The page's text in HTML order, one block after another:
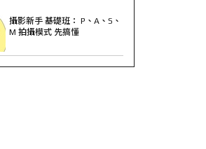
攝影新手 基礎班： P、A、S、
M 拍攝模式 先搞懂